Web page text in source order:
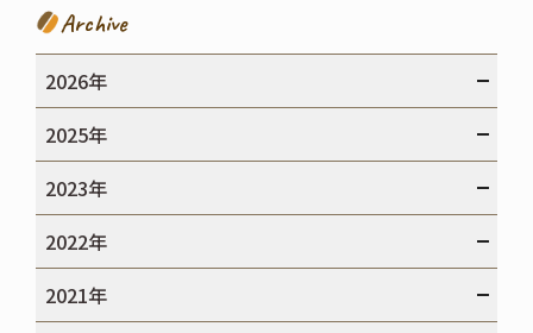
Archive
2026年
2025年
2023年
2022年
2021年